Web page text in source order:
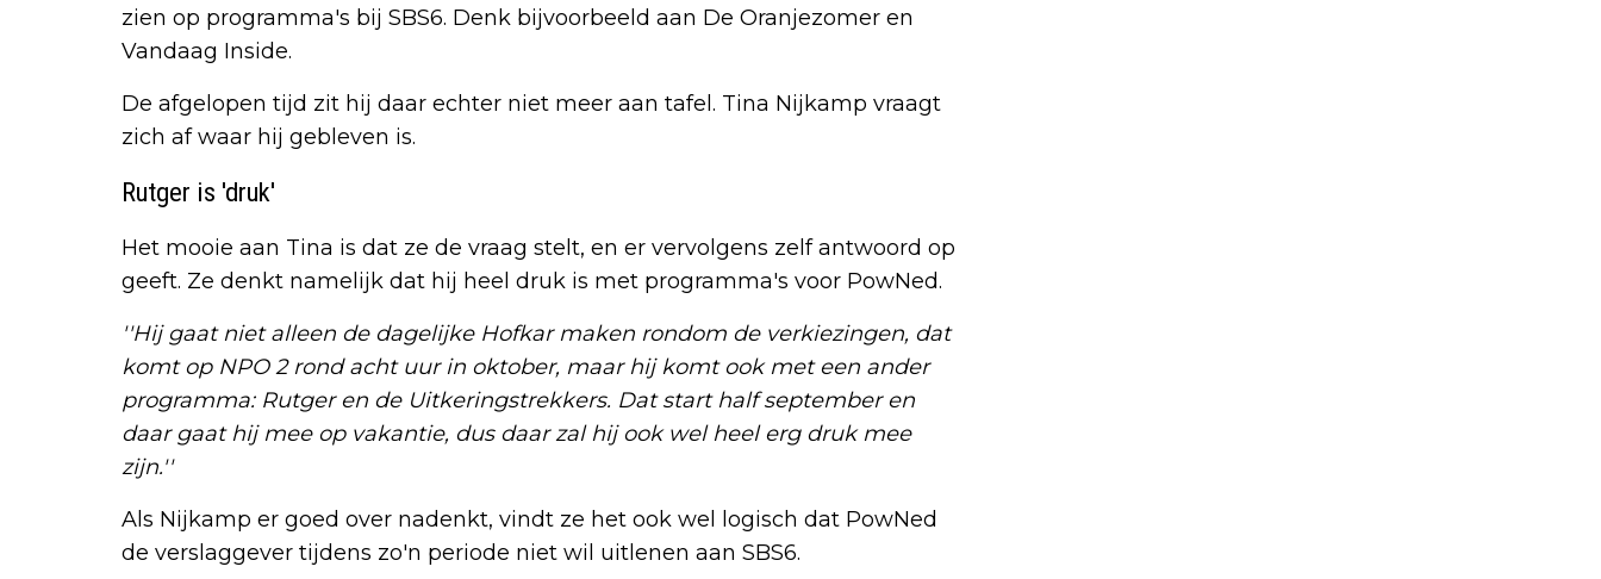
zien op programma's bij SBS6. Denk bijvoorbeeld aan De Oranjezomer en
Vandaag Inside.
De afgelopen tijd zit hij daar echter niet meer aan tafel. Tina Nijkamp vraagt
zich af waar hij gebleven is.
Rutger is 'druk'
Het mooie aan Tina is dat ze de vraag stelt, en er vervolgens zelf antwoord op
geeft. Ze denkt namelijk dat hij heel druk is met programma's voor PowNed.
''Hij gaat niet alleen de dagelijke Hofkar maken rondom de verkiezingen, dat
komt op NPO 2 rond acht uur in oktober, maar hij komt ook met een ander
programma: Rutger en de Uitkeringstrekkers. Dat start half september en
daar gaat hij mee op vakantie, dus daar zal hij ook wel heel erg druk mee
zijn.''
Als Nijkamp er goed over nadenkt, vindt ze het ook wel logisch dat PowNed
de verslaggever tijdens zo'n periode niet wil uitlenen aan SBS6.